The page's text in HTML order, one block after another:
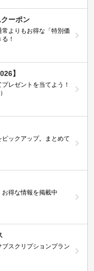
ーポン
よりもお得な「特別価
！
】
レゼントを当てよう！
ックアップ。まとめて
得な情報を掲載中
スクリプションプラン